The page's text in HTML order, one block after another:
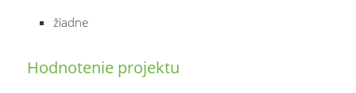
žiadne
Hodnotenie projektu